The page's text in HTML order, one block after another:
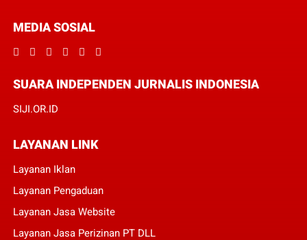
MEDIA SOSIAL
SUARA INDEPENDEN JURNALIS INDONESIA
SIJI.OR.ID
LAYANAN LINK
Layanan Iklan
Layanan Pengaduan
Layanan Jasa Website
Layanan Jasa Perizinan PT DLL